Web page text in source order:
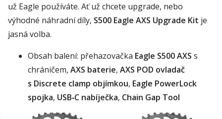
už Eagle používáte. Ať už chcete upgrade, nebo
výhodné náhradní díly, S500 Eagle AXS Upgrade Kit je
jasná volba.
Obsah balení: přehazovačka Eagle S500 AXS s
chráničem, AXS baterie, AXS POD ovladač
s Discrete clamp objímkou, Eagle PowerLock
spojka, USB‑C nabíječka, Chain Gap Tool